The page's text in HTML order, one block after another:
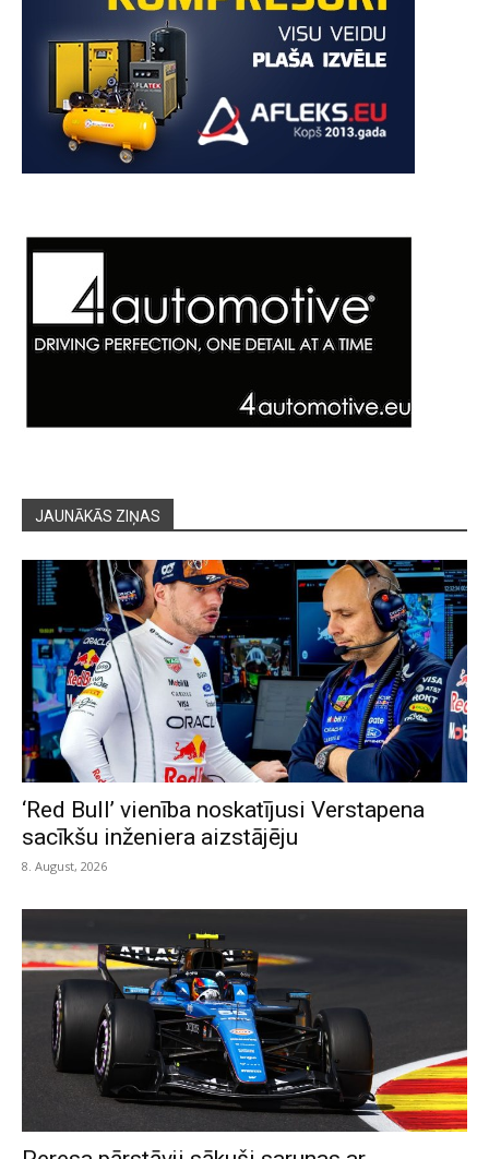
JAUNĀKĀS ZIŅAS
‘Red Bull’ vienība noskatījusi Verstapena
sacīkšu inženiera aizstājēju
8. August, 2026